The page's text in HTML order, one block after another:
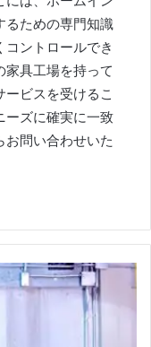
るための専門知識
コントロールでき
家具工場を持って
ビスを受けるこ
ーズに確実に一致
問い合わせいた